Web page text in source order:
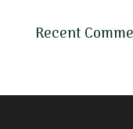
Recent